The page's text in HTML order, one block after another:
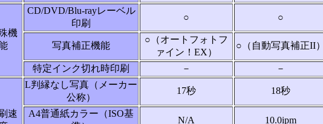
機
CD/DVD/Blu-rayレーベル
印刷
○ ○
写真補正機能
○（オートフォトフ
ァイン！EX）
○（自動写真補正II）
特定インク切れ時印刷 － －
速
L判縁なし写真（メーカー
公称）
17秒 18秒
A4普通紙カラー（ISO基
N/A 10.0ipm